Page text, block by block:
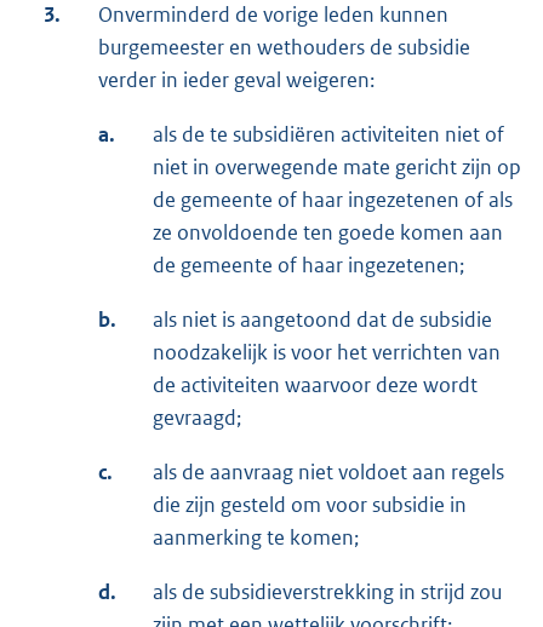
3.
Onverminderd de vorige leden kunnen
burgemeester en wethouders de subsidie
verder in ieder geval weigeren:
a.
als de te subsidiëren activiteiten niet of
niet in overwegende mate gericht zijn op
de gemeente of haar ingezetenen of als
ze onvoldoende ten goede komen aan
de gemeente of haar ingezetenen;
b.
als niet is aangetoond dat de subsidie
noodzakelijk is voor het verrichten van
de activiteiten waarvoor deze wordt
gevraagd;
c.
als de aanvraag niet voldoet aan regels
die zijn gesteld om voor subsidie in
aanmerking te komen;
d.
als de subsidieverstrekking in strijd zou